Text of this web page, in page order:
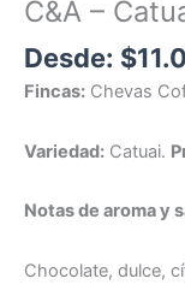
C&A –
Desde: $
Fincas: Chevas
Variedad: Catuai.
Notas de aroma y
Chocolate, dulce,